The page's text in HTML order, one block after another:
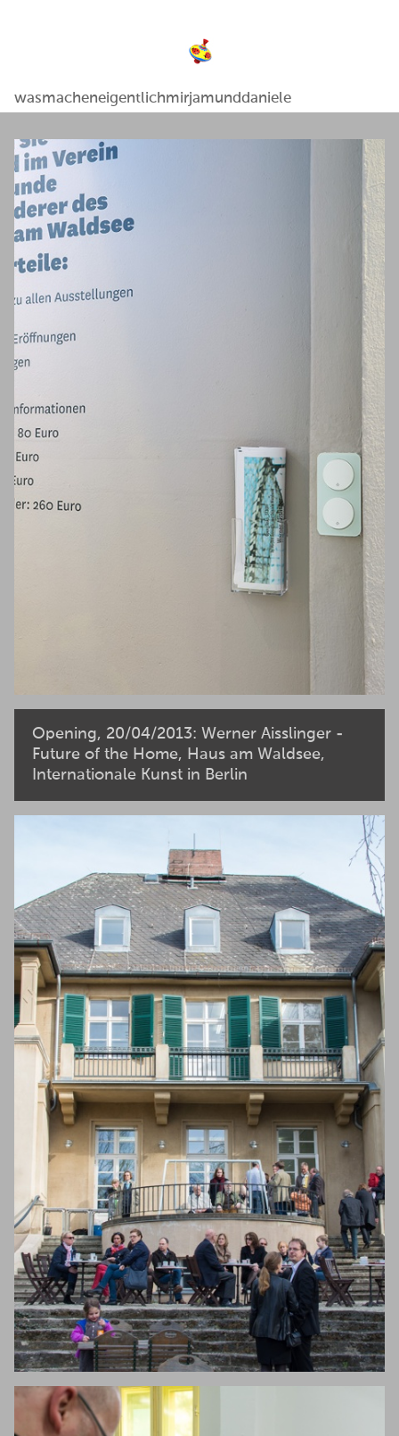
wasmacheneigentlichmirjamunddaniele
Opening, 20/04/2013: Werner Aisslinger -
Future of the Home, Haus am Waldsee,
Internationale Kunst in Berlin